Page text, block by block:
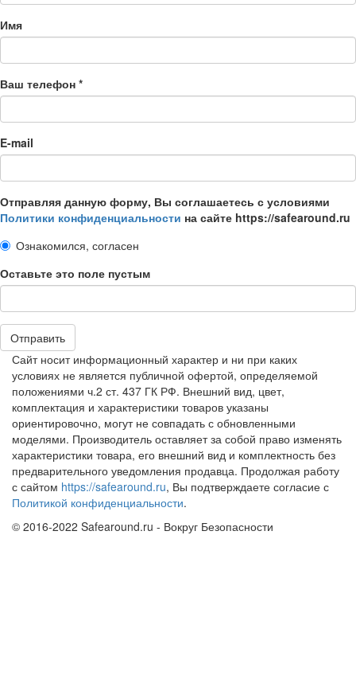
Имя
Ваш телефон *
E-mail
Отправляя данную форму, Вы соглашаетесь с условиями
Политики конфиденциальности на сайте https://safearound.ru
Ознакомился, согласен
Оставьте это поле пустым
Отправить
Сайт носит информационный характер и ни при каких
условиях не является публичной офертой, определяемой
положениями ч.2 ст. 437 ГК РФ. Внешний вид, цвет,
комплектация и характеристики товаров указаны
ориентировочно, могут не совпадать с обновленными
моделями. Производитель оставляет за собой право изменять
характеристики товара, его внешний вид и комплектность без
предварительного уведомления продавца. Продолжая работу
с сайтом https://safearound.ru, Вы подтверждаете согласие с
Политикой конфиденциальности.
© 2016-2022 Safearound.ru - Вокруг Безопасности